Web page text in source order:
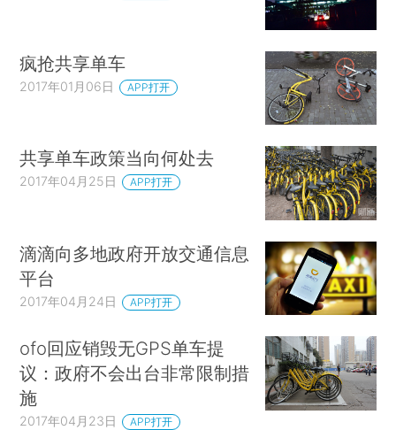
疯抢共享单车
2017年01月06日 APP打开
共享单车政策当向何处去
2017年04月25日 APP打开
滴滴向多地政府开放交通信息
平台
2017年04月24日 APP打开
ofo回应销毁无GPS单车提
议：政府不会出台非常限制措
施
2017年04月23日 APP打开